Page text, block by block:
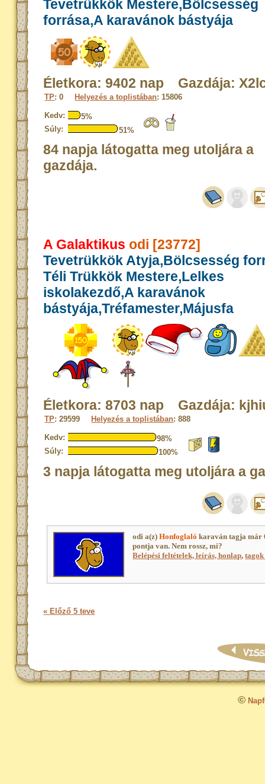
Tevetrükkök Mestere,Bölcsesség
forrása,A karavánok bástyája
Életkora: 9402 nap Gazdája:
TP: 0 Helyezés a toplistában: 15806
Kedv:
5%
Súly:
51%
84 napja látogatta meg utoljára a
gazdája.
A Galaktikus odi [23772]
Tevetrükkök Atyja,Bölcsesség
Téli Trükkök Mestere,Lelkes
iskolakezdő,A karavánok
bástyája,Tréfamester,Májusfa
Életkora: 8703 nap Gazdája:
TP: 29599 Helyezés a toplistában: 888
Kedv:
98%
Súly:
100%
3 napja látogatta meg utoljára a
odi a(z)Honfoglaló karaván tagja már
pontja van. Nem rossz, mi?
Belépési feltételek, leírás, honlap,
« Előző 5 teve
©